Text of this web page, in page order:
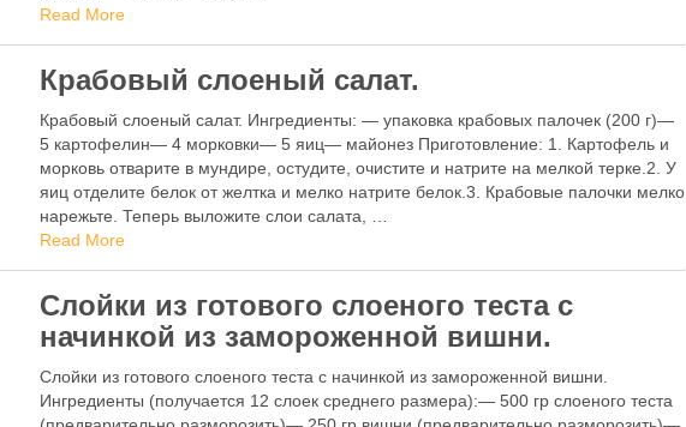
Read More
Крабовый слоеный салат.
Крабовый слоеный салат. Ингредиенты: — упаковка крабовых палочек (200 г)—
5 картофелин— 4 морковки— 5 яиц— майонез Приготовление: 1. Картофель и
морковь отварите в мундире, остудите, очистите и натрите на мелкой терке.2. У
яиц отделите белок от желтка и мелко натрите белок.3. Крабовые палочки мелко
нарежьте. Теперь выложите слои салата, …
Read More
Слойки из готового слоеного теста с
начинкой из замороженной вишни.
Слойки из готового слоеного теста с начинкой из замороженной вишни.
Ингредиенты (получается 12 слоек среднего размера):— 500 гр слоеного теста